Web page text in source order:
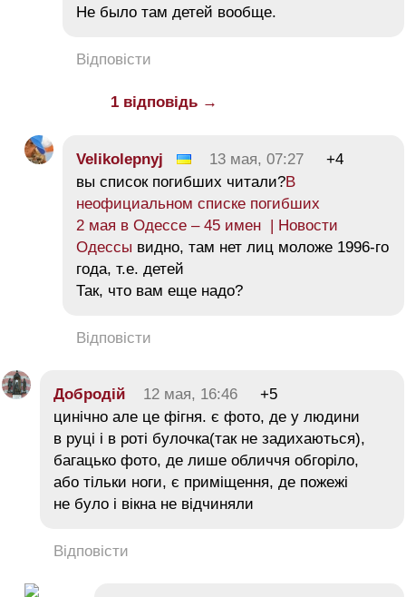
Не было там детей вообще.
Відповісти
1 відповідь →
Velikolepnyj 13 мая, 07:27
+4
вы список погибших читали?В
неофициальном списке погибших
2 мая в Одессе – 45 имен | Новости
Одессы видно, там нет лиц моложе 1996-го
года, т.е. детей
Так, что вам еще надо?
Відповісти
Добродій 12 мая, 16:46
+5
цинічно але це фігня. є фото, де у людини
в руці і в роті булочка(так не задихаються),
багацько фото, де лише обличчя обгоріло,
або тільки ноги, є приміщення, де пожежі
не було і вікна не відчиняли
Відповісти